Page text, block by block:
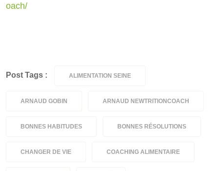
oach/
Post Tags : ALIMENTATION SEINE
ARNAUD GOBIN ARNAUD NEWTRITIONCOACH
BONNES HABITUDES BONNES RÉSOLUTIONS
CHANGER DE VIE COACHING ALIMENTAIRE